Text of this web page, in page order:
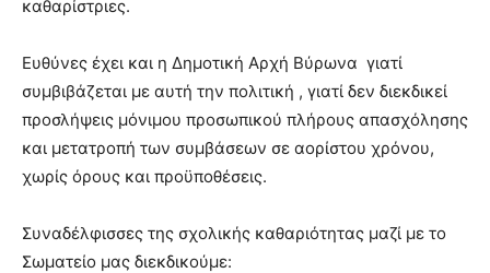
καθαρίστριες.
Ευθύνες έχει και η Δημοτική Αρχή Βύρωνα γιατί
συμβιβάζεται με αυτή την πολιτική , γιατί δεν διεκδικεί
προσλήψεις μόνιμου προσωπικού πλήρους απασχόλησης
και μετατροπή των συμβάσεων σε αορίστου χρόνου,
χωρίς όρους και προϋποθέσεις.
Συναδέλφισσες της σχολικής καθαριότητας μαζί με το
Σωματείο μας διεκδικούμε: